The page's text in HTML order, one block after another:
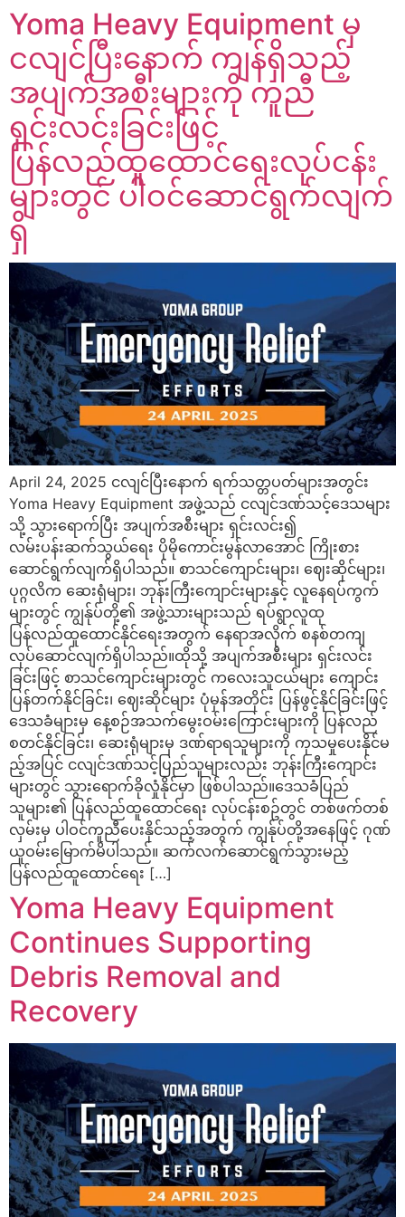
Yoma Heavy Equipment မှ
ငလျင်ပြီးနောက် ကျန်ရှိသည့်
အပျက်အစီးများကို ကူညီ
ရှင်းလင်းခြင်းဖြင့်
ပြန်လည်ထူထောင်ရေးလုပ်ငန်း
များတွင် ပါဝင်ဆောင်ရွက်လျက်
ရှိ
April 24, 2025 ငလျင်ပြီးနောက် ရက်သတ္တပတ်များအတွင်း
Yoma Heavy Equipment အဖွဲ့သည် ငလျင်ဒဏ်သင့်ဒေသများ
သို့ သွားရောက်ပြီး အပျက်အစီးများ ရှင်းလင်း၍
လမ်းပန်းဆက်သွယ်ရေး ပိုမိုကောင်းမွန်လာအောင် ကြိုးစား
ဆောင်ရွက်လျက်ရှိပါသည်။ စာသင်ကျောင်းများ၊ ဈေးဆိုင်များ၊
ပုဂ္ဂလိက ဆေးရုံများ၊ ဘုန်းကြီးကျောင်းများနှင့် လူနေရပ်ကွက်
များတွင် ကျွန်ုပ်တို့၏ အဖွဲ့သားများသည် ရပ်ရွာလူထု
ပြန်လည်ထူထောင်နိုင်ရေးအတွက် နေရာအလိုက် စနစ်တကျ
လုပ်ဆောင်လျက်ရှိပါသည်။ထိုသို့ အပျက်အစီးများ ရှင်းလင်း
ခြင်းဖြင့် စာသင်ကျောင်းများတွင် ကလေးသူငယ်များ ကျောင်း
ပြန်တက်နိုင်ခြင်း၊ ဈေးဆိုင်များ ပုံမှန်အတိုင်း ပြန်ဖွင့်နိုင်ခြင်းဖြင့်
ဒေသခံများမှ နေ့စဉ်အသက်မွေးဝမ်းကြောင်းများကို ပြန်လည်
စတင်နိုင်ခြင်း၊ ဆေးရုံများမှ ဒဏ်ရာရသူများကို ကုသမှုပေးနိုင်မ
ည့်အပြင် ငလျင်ဒဏ်သင့်ပြည်သူများလည်း ဘုန်းကြီးကျောင်း
များတွင် သွားရောက်ခိုလှုံနိုင်မှာ ဖြစ်ပါသည်။ဒေသခံပြည်
သူများ၏ ပြန်လည်ထူထောင်ရေး လုပ်ငန်းစဥ်တွင် တစ်ဖက်တစ်
လှမ်းမှ ပါဝင်ကူညီပေးနိုင်သည့်အတွက် ကျွန်ုပ်တို့အနေဖြင့် ဂုဏ်
ယူဝမ်းမြောက်မိပါသည်။ ဆက်လက်ဆောင်ရွက်သွားမည့်
ပြန်လည်ထူထောင်ရေး […]
Yoma Heavy Equipment
Continues Supporting
Debris Removal and
Recovery